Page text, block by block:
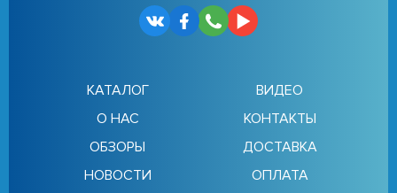
КАТАЛОГ
О НАС
ОБЗОРЫ
НОВОСТИ
ВИДЕО
КОНТАКТЫ
ДОСТАВКА
ОПЛАТА